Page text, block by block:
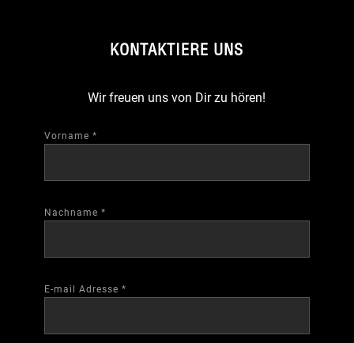
KONTAKTIERE UNS
Wir freuen uns von Dir zu hören!
Vorname *
Nachname *
E-mail Adresse *